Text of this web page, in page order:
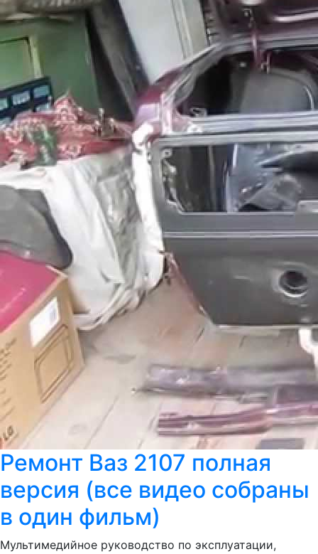
Ремонт Ваз 2107 полная
версия (все видео собраны
в один фильм)
Мультимедийное руководство по эксплуатации,